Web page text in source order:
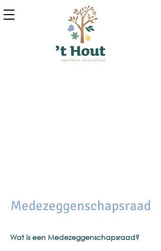
Medezeggenschapsraad
Wat is een Medezeggenschapsraad?